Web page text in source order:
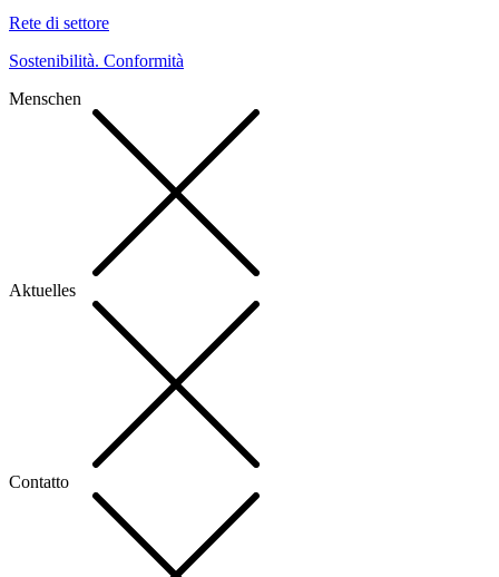
Rete di settore
Sostenibilità. Conformità
Menschen
Aktuelles
Contatto